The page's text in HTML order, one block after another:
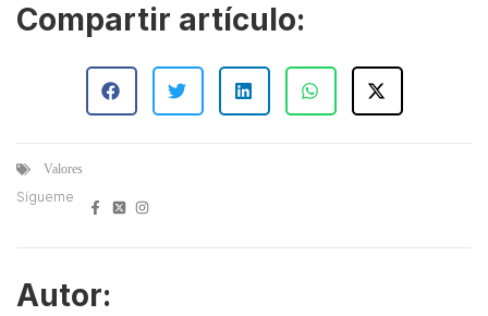
Compartir artículo:
Valores
Sígueme
Autor: